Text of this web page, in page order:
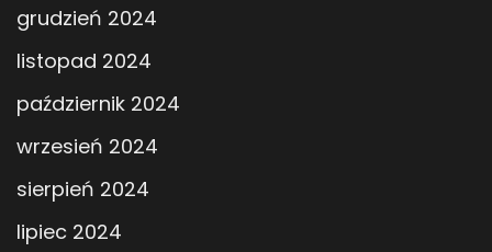
grudzień 2024
listopad 2024
październik 2024
wrzesień 2024
sierpień 2024
lipiec 2024